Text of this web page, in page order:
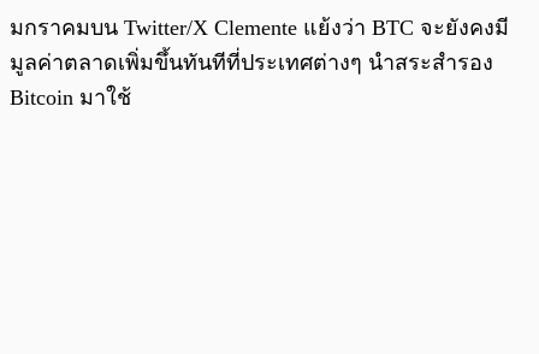
มกราคมบน Twitter/X Clemente แย้งว่า BTC จะยังคงมี
มูลค่าตลาดเพิ่มขึ้นทันทีที่ประเทศต่างๆ นำสระสำรอง
Bitcoin มาใช้